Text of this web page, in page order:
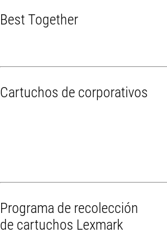
Best Together
Cartuchos de corporativos
Programa de recolección
de cartuchos Lexmark